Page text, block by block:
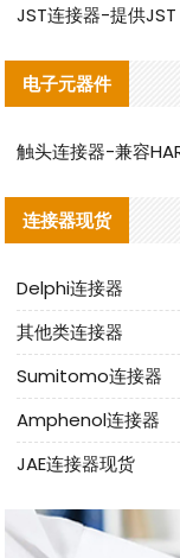
JST连接器-提供
电子元器件
连接器现货
Delphi连接器
其他类连接器
Sumitomo连接器
Amphenol连接器
JAE连接器现货